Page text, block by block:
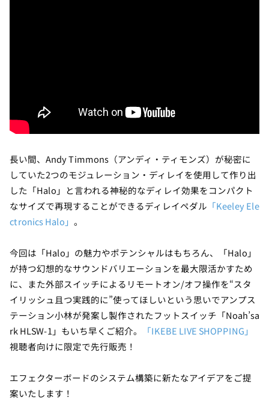
長い間、Andy Timmons（アンディ・ティモンズ）が秘密に
していた2つのモジュレーション・ディレイを使用して作り出
した「Halo」と言われる神秘的なディレイ効果をコンパクト
なサイズで再現することができるディレイペダル 「Keeley Ele
ctronics Halo」。
今回は「Halo」の魅力やポテンシャルはもちろん、「Halo」
が持つ幻想的なサウンドバリエーションを最大限活かすため
に、また外部スイッチによるリモートオン/オフ操作を“スタ
イリッシュ且つ実践的に”使ってほしいという思いでアンプス
テーション小林が発案し製作されたフットスイッチ「Noah’sa
rk HLSW-1」もいち早くご紹介。 「IKEBE LIVE SHOPPING」
視聴者向けに限定で先行販売！
エフェクターボードのシステム構築に新たなアイデアをご提
案いたします！